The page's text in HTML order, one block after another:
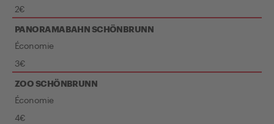
2€
PANORAMABAHN SCHÖNBRUNN
Économie
3€
ZOO SCHÖNBRUNN
Économie
4€